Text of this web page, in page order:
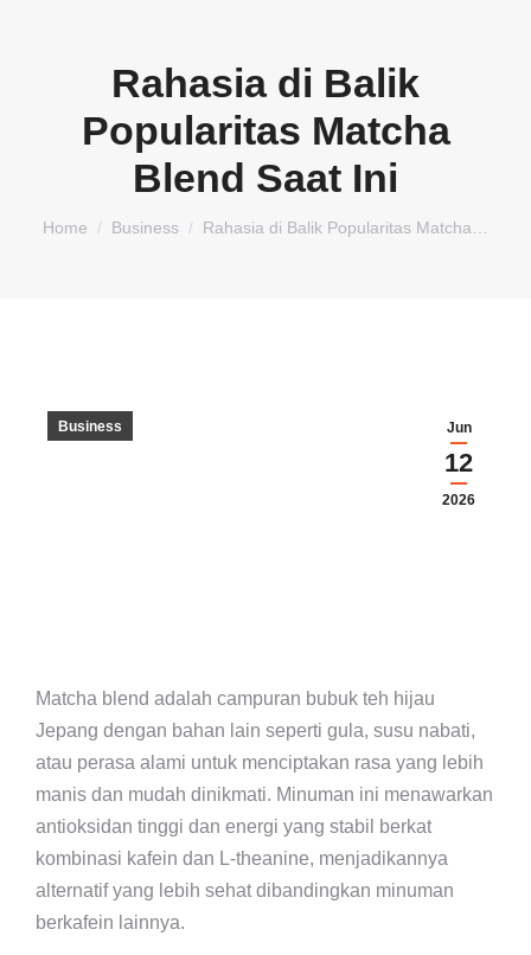
Rahasia di Balik
Popularitas Matcha
Blend Saat Ini
You are here:
Home Business Rahasia di Balik Popularitas Matcha…
Jun
12
2026
Business
Matcha blend adalah campuran bubuk teh hijau
Jepang dengan bahan lain seperti gula, susu nabati,
atau perasa alami untuk menciptakan rasa yang lebih
manis dan mudah dinikmati. Minuman ini menawarkan
antioksidan tinggi dan energi yang stabil berkat
kombinasi kafein dan L-theanine, menjadikannya
alternatif yang lebih sehat dibandingkan minuman
berkafein lainnya.